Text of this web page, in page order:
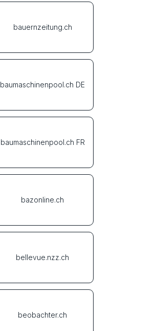
bauernzeitung.ch
baumaschinenpool.ch DE
baumaschinenpool.ch FR
bazonline.ch
bellevue.nzz.ch
beobachter.ch